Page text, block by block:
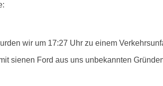
wir um 17:27 Uhr zu einem
sienen Ford aus uns unbekannten